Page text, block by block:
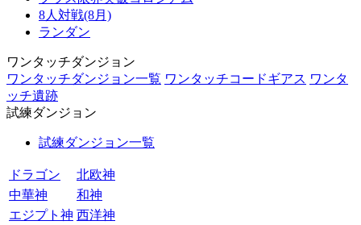
8人対戦(8月)
ランダン
ワンタッチダンジョン
ワンタッチダンジョン一覧 ワンタッチコードギアス ワンタ
ッチ遺跡
試練ダンジョン
試練ダンジョン一覧
ドラゴン
北欧神
中華神
和神
エジプト神 西洋神